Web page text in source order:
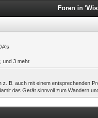
Foren in
, und 3 mehr.
z. B. auch mit einem entsprechenden
das Gerät sinnvoll zum Wandern